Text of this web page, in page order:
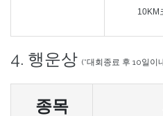
10KM
4. 행운상 (*대회종료 후 10일이
종목